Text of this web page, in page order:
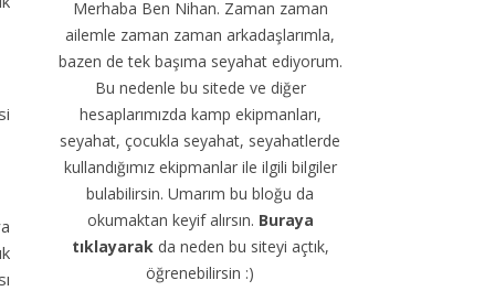
Merhaba Ben Nihan. Zaman zaman
ailemle zaman zaman arkadaşlarımla,
bazen de tek başıma seyahat ediyorum.
Bu nedenle bu sitede ve diğer
hesaplarımızda kamp ekipmanları,
seyahat, çocukla seyahat, seyahatlerde
kullandığımız ekipmanlar ile ilgili bilgiler
bulabilirsin. Umarım bu bloğu da
okumaktan keyif alırsın. Buraya
tıklayarakda neden bu siteyi açtık,
öğrenebilirsin :)